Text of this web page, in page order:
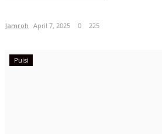
Jamroh April 7, 2025 0 225
Puisi